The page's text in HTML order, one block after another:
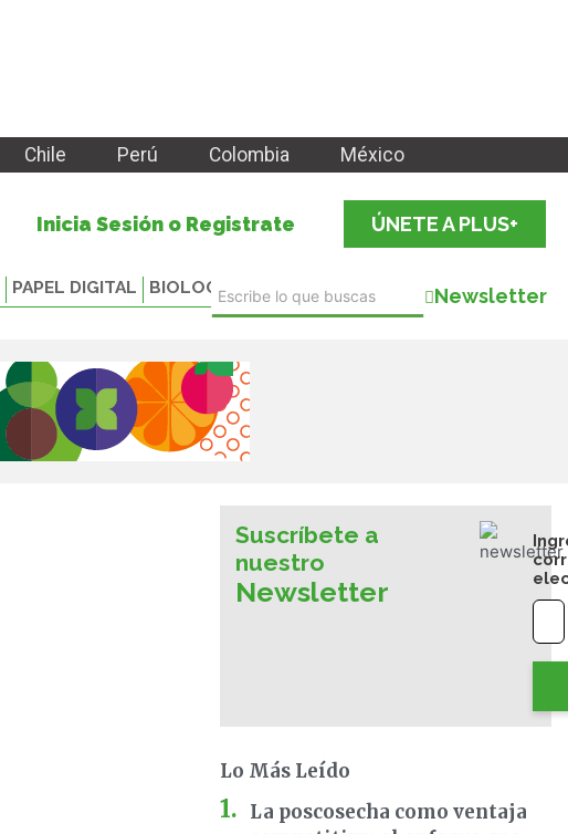
Chile Perú Colombia México
Inicia Sesión o Registrate ÚNETE A PLUS+
PAPEL DIGITAL BIOLOGICALS Newsletter
Suscríbete a
nuestro
Newsletter
Lo Más Leído
La poscosecha como ventaja